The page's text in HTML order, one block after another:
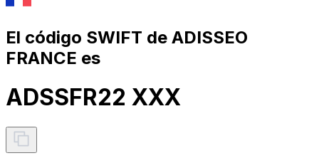
El código SWIFT de ADISSEO
FRANCE es
ADSSFR22 XXX